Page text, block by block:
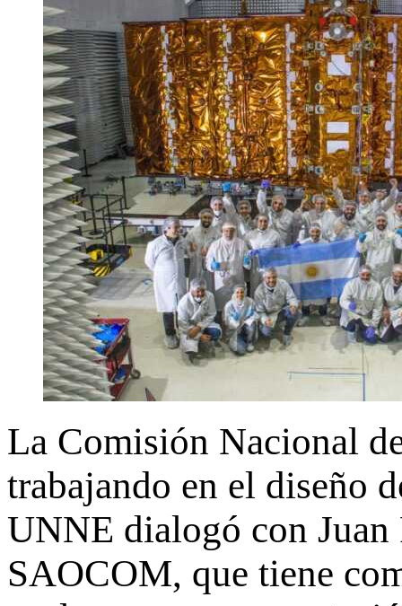
La Comisión Nacional
trabajando en el diseño
UNNE dialogó con Juan
SAOCOM, que tiene